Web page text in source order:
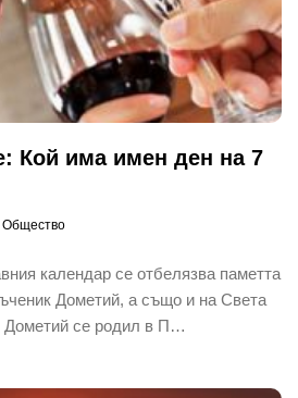
Кой има имен ден на 7
Общество
календар се отбелязва паметта
Дометий, а също и на Света
се родил в П…